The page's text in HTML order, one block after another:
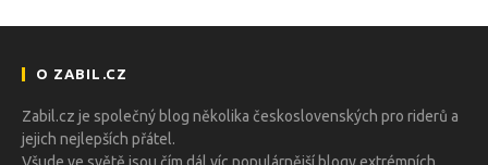
O ZABIL.CZ
Zabil.cz je společný blog několika československých pro riderů a
jejich nejlepších přátel.
Všude ve světě jsou čím dál víc populárnější blogy extrémních